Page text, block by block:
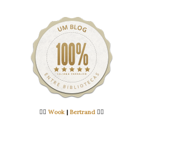
👉🏻 Wook | Bertrand 👈🏻